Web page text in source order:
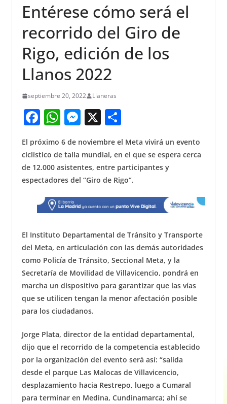
Entérese cómo será el
recorrido del Giro de
Rigo, edición de los
Llanos 2022
septiembre 20, 2022 Llaneras
F
a
c
e
b
o
o
k
W
at
s
A
p
p
M
ss
e
n
g
er
X S
h
ar
e
El próximo 6 de noviembre el Meta vivirá un evento
ciclístico de talla mundial, en el que se espera cerca
de 12.000 asistentes, entre participantes y
espectadores del “Giro de Rigo”.
El Instituto Departamental de Tránsito y Transporte
del Meta, en articulación con las demás autoridades
como Policía de Tránsito, Seccional Meta, y la
Secretaría de Movilidad de Villavicencio, pondrá en
marcha un dispositivo para garantizar que las vías
que se utilicen tengan la menor afectación posible
para los ciudadanos.
Jorge Plata, director de la entidad departamental,
dijo que el recorrido de la competencia establecido
por la organización del evento será así: “salida
desde el parque Las Malocas de Villavicencio,
desplazamiento hacia Restrepo, luego a Cumaral
para terminar en Medina, Cundinamarca; ahí se